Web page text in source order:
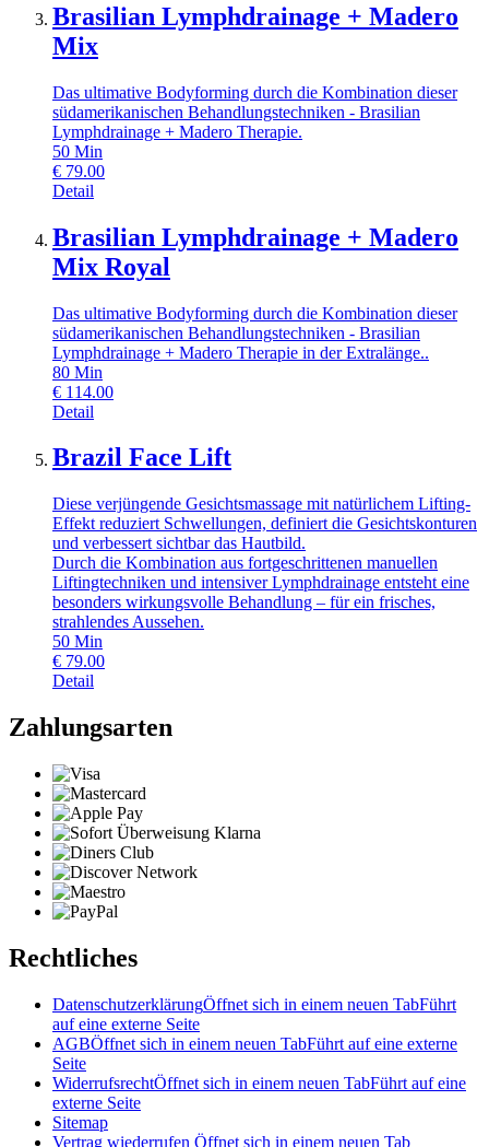
Brasilian Lymphdrainage + Madero
Mix
Das ultimative Bodyforming durch die Kombination dieser
südamerikanischen Behandlungstechniken - Brasilian
Lymphdrainage + Madero Therapie.
50 Min
€ 79.00
Detail
Brasilian Lymphdrainage + Madero
Mix Royal
Das ultimative Bodyforming durch die Kombination dieser
südamerikanischen Behandlungstechniken - Brasilian
Lymphdrainage + Madero Therapie in der Extralänge..
80 Min
€ 114.00
Detail
Brazil Face Lift
Diese verjüngende Gesichtsmassage mit natürlichem Lifting-
Effekt reduziert Schwellungen, definiert die Gesichtskonturen
und verbessert sichtbar das Hautbild.
Durch die Kombination aus fortgeschrittenen manuellen
Liftingtechniken und intensiver Lymphdrainage entsteht eine
besonders wirkungsvolle Behandlung – für ein frisches,
strahlendes Aussehen.
50 Min
€ 79.00
Detail
Zahlungsarten
Rechtliches
DatenschutzerklärungÖffnet sich in einem neuen TabFührt
auf eine externe Seite
AGBÖffnet sich in einem neuen TabFührt auf eine externe
Seite
WiderrufsrechtÖffnet sich in einem neuen TabFührt auf eine
externe Seite
Sitemap
Vertrag wiederrufen Öffnet sich in einem neuen Tab